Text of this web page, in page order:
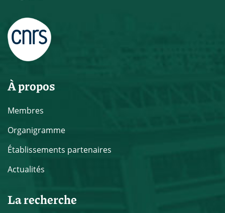
À propos
Membres
Organigramme
Établissements partenaires
Actualités
La recherche